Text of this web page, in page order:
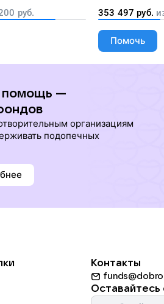
руб. 353 497 руб.
Помочь
помощь —
организациям
подопечных
Контакты
Оставайтесь